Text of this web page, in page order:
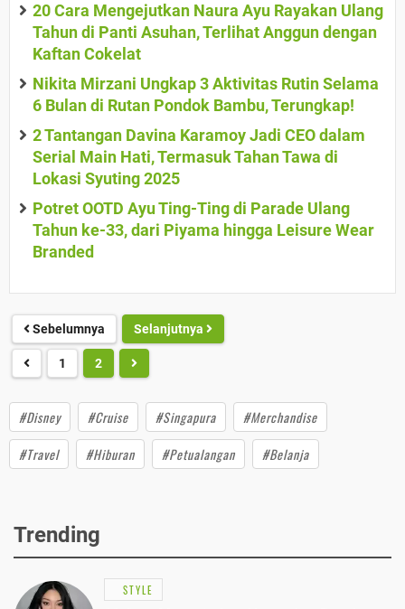
20 Cara Mengejutkan Naura Ayu Rayakan Ulang
Tahun di Panti Asuhan, Terlihat Anggun dengan
Kaftan Cokelat
Nikita Mirzani Ungkap 3 Aktivitas Rutin Selama
6 Bulan di Rutan Pondok Bambu, Terungkap!
2 Tantangan Davina Karamoy Jadi CEO dalam
Serial Main Hati, Termasuk Tahan Tawa di
Lokasi Syuting 2025
Potret OOTD Ayu Ting-Ting di Parade Ulang
Tahun ke-33, dari Piyama hingga Leisure Wear
Branded
Sebelumnya Selanjutnya
1 2
#Disney #Cruise #Singapura
#Merchandise
#Travel
#Hiburan #Petualangan #Belanja
Trending
STYLE